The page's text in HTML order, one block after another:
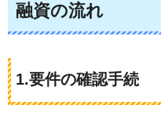
融資の流れ
1.要件の確認手続